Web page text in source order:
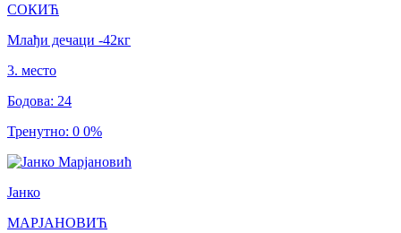
СОКИЋ
Млађи дечаци -42кг
3. место
Бодова: 24
Тренутно: 0 0%
Јанко
МАРЈАНОВИЋ